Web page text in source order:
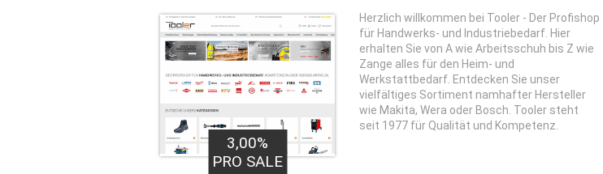
3,00%
PRO SALE
Herzlich willkommen bei Tooler - Der Profishop
für Handwerks- und Industriebedarf. Hier
erhalten Sie von A wie Arbeitsschuh bis Z wie
Zange alles für den Heim- und
Werkstattbedarf. Entdecken Sie unser
vielfältiges Sortiment namhafter Hersteller
wie Makita, Wera oder Bosch. Tooler steht
seit 1977 für Qualität und Kompetenz.